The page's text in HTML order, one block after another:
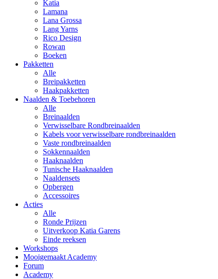
Katia
Lamana
Lana Grossa
Lang Yarns
Rico Design
Rowan
Boeken
Pakketten
Alle
Breipakketten
Haakpakketten
Naalden & Toebehoren
Alle
Breinaalden
Verwisselbare Rondbreinaalden
Kabels voor verwisselbare rondbreinaalden
Vaste rondbreinaalden
Sokkennaalden
Haaknaalden
Tunische Haaknaalden
Naaldensets
Opbergen
Accessoires
Acties
Alle
Ronde Prijzen
Uitverkoop Katia Garens
Einde reeksen
Workshops
Mooigemaakt Academy
Forum
Academy